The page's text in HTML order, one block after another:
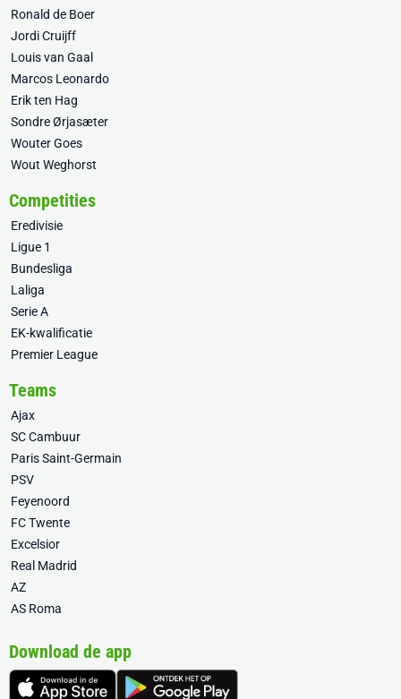
Ronald de Boer
Jordi Cruijff
Louis van Gaal
Marcos Leonardo
Erik ten Hag
Sondre Ørjasæter
Wouter Goes
Wout Weghorst
Competities
Eredivisie
Ligue 1
Bundesliga
Laliga
Serie A
EK-kwalificatie
Premier League
Teams
Ajax
SC Cambuur
Paris Saint-Germain
PSV
Feyenoord
FC Twente
Excelsior
Real Madrid
AZ
AS Roma
Download de app